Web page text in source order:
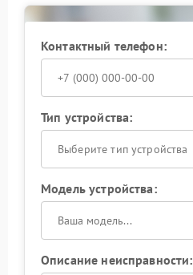
Контактный телефон:
Тип устройства:
Выберите тип устройства
Модель устройства:
Описание неисправности: